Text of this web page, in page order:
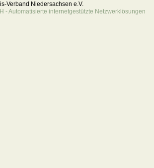
Verband Niedersachsen e.V.
- Automatisierte internetgestützte Netzwerklösungen